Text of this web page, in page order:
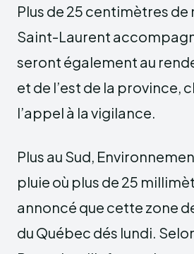
Plus de 25 centimètres
Saint-Laurent
seront également au
et de l’est de la province,
l’appel à la vigilance.
Plus au Sud,
pluie où plus de 25
annoncé que cette zone
du Québec dés lundi.